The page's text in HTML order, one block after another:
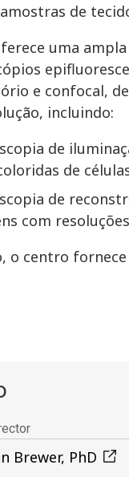
de
uma
e confocal,
incluindo:
de
de
de
com
o centro
Brewer, PhD